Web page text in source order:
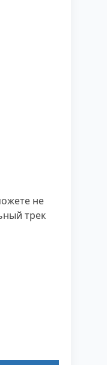
не
трек